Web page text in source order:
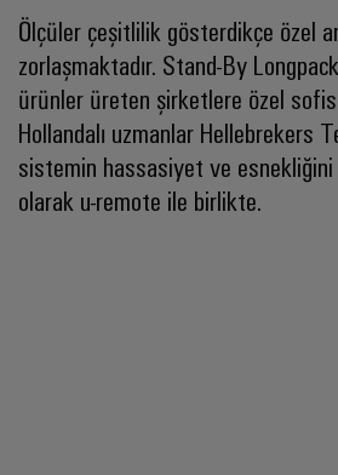
Ölçüler çeşitlilik gösterdikçe özel
zorlaşmaktadır. Stand-By
ürünler üreten şirketlere özel
Hollandalı uzmanlar Hellebrekers
sistemin hassasiyet ve
olarak u-remote ile birlikte.